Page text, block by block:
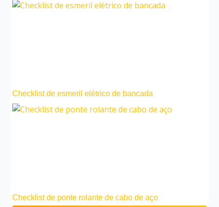
Checklist de esmeril elétrico de bancada
Checklist de ponte rolante de cabo de aço